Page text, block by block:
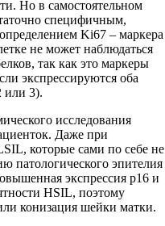
Но в самостоятельном
специфичным,
Ki67 – маркера
не может наблюдаться
так как это маркеры
экспрессируются оба
или 3).
исследования
Даже при
которые сами по себе не
патологического эпителия
экспрессия p16 и
HSIL, поэтому
конизация шейки матки.